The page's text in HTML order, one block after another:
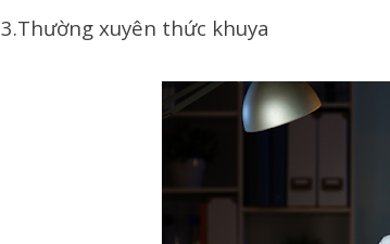
3.Thường xuyên thức khuya